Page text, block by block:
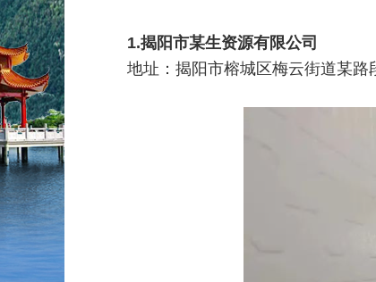
1.揭阳市某生资源有限公司
地址： 揭阳市榕城区梅云街道某路